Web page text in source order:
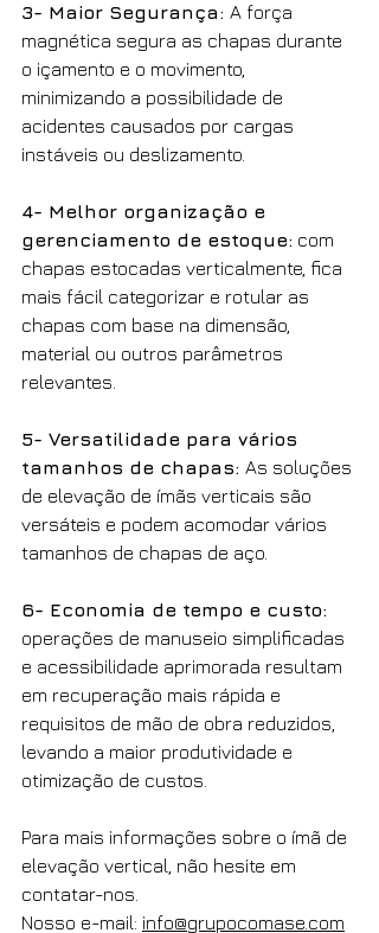
3- Maior Segurança: A força
magnética segura as chapas durante
o içamento e o movimento,
minimizando a possibilidade de
acidentes causados por cargas
instáveis ou deslizamento.
4- Melhor organização e
gerenciamento de estoque: com
chapas estocadas verticalmente, fica
mais fácil categorizar e rotular as
chapas com base na dimensão,
material ou outros parâmetros
relevantes.
5- Versatilidade para vários
tamanhos de chapas: As soluções
de elevação de ímãs verticais são
versáteis e podem acomodar vários
tamanhos de chapas de aço.
6- Economia de tempo e custo:
operações de manuseio simplificadas
e acessibilidade aprimorada resultam
em recuperação mais rápida e
requisitos de mão de obra reduzidos,
levando a maior produtividade e
otimização de custos.
Para mais informações sobre o ímã de
elevação vertical, não hesite em
contatar-nos.
Nosso e-mail: info@grupocomase.com